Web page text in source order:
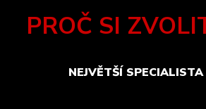
PROČ SI
NEJVĚTŠÍ